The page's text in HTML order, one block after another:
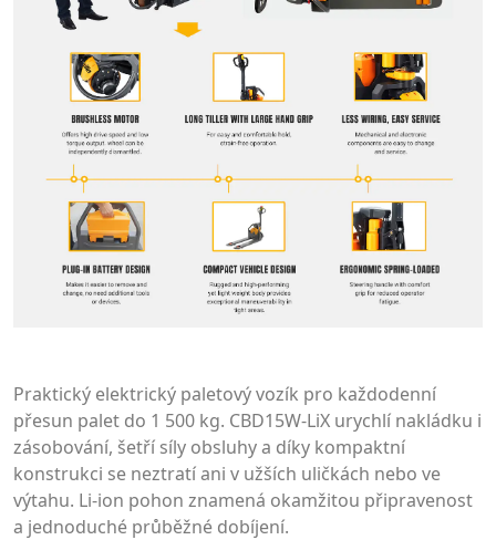
Praktický elektrický paletový vozík pro každodenní
přesun palet do 1 500 kg. CBD15W-LiX urychlí nakládku i
zásobování, šetří síly obsluhy a díky kompaktní
konstrukci se neztratí ani v užších uličkách nebo ve
výtahu. Li-ion pohon znamená okamžitou připravenost
a jednoduché průběžné dobíjení.